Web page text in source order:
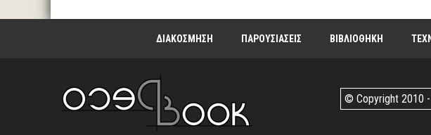
ΔΙΑΚΟΣΜΗΣΗ ΠΑΡΟΥΣΙΑΣΕΙΣ ΒΙΒΛΙΟΘΗΚΗ
© Copyright 2010 -